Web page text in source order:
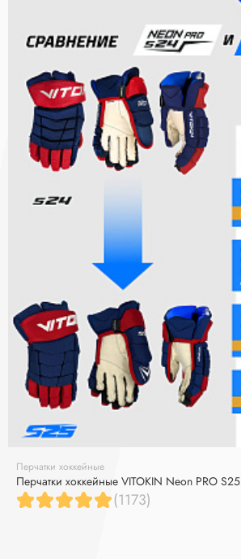
Перчатки хоккейные
Перчатки хоккейные VITOKIN Neon PRO S25
(1173)